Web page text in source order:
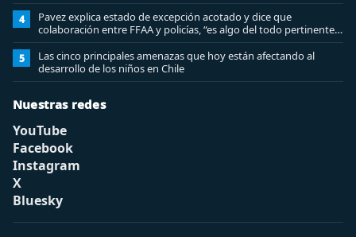
4
Pavez explica estado de excepción acotado y dice que
colaboración entre FFAA y policías, “es algo del todo pertinente
analizar”
5
Las cinco principales amenazas que hoy están afectando al
desarrollo de los niños en Chile
Nuestras redes
YouTube
Facebook
Instagram
X
Bluesky